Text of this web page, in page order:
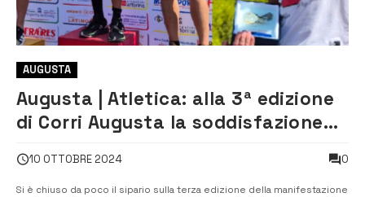
AUGUSTA
Augusta | Atletica: alla 3ª edizione
di Corri Augusta la soddisfazione
10 OTTOBRE 2024 0
Si è chiuso da poco il sipario sulla terza edizione della manifestazione